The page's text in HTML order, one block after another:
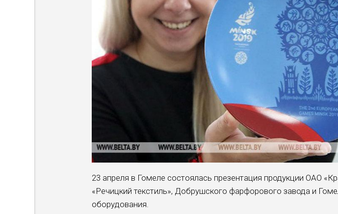
23 апреля в Гомеле состоялась презентация продукции ОАО
«Речицкий текстиль», Добрушского фарфорового завода и
оборудования.